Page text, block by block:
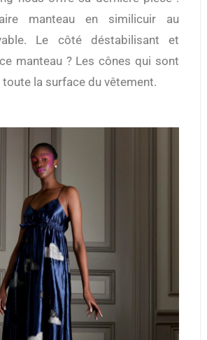
manteau en similicuir au
Le côté déstabilisant et
manteau ? Les cônes qui sont
la surface du vêtement.